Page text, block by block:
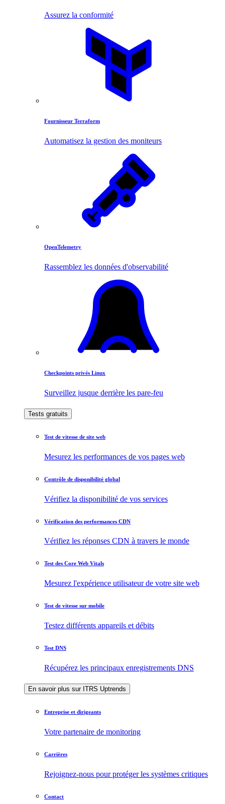
Assurez la conformité
Fournisseur Terraform
Automatisez la gestion des moniteurs
OpenTelemetry
Rassemblez les données d'observabilité
Checkpoints privés Linux
Surveillez jusque derrière les pare-feu
Tests gratuits
Test de vitesse de site web
Mesurez les performances de vos pages web
Contrôle de disponibilité global
Vérifiez la disponibilité de vos services
Vérification des performances CDN
Vérifiez les réponses CDN à travers le monde
Test des Core Web Vitals
Mesurez l'expérience utilisateur de votre site web
Test de vitesse sur mobile
Testez différents appareils et débits
Test DNS
Récupérez les principaux enregistrements DNS
En savoir plus sur ITRS Uptrends
Entreprise et dirigeants
Votre partenaire de monitoring
Carrières
Rejoignez-nous pour protéger les systèmes critiques
Contact